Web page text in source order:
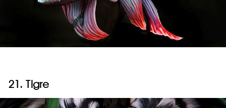
21. Tigre